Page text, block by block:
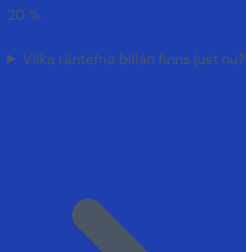
20 %.
Vilka räntefria billån finns just nu?